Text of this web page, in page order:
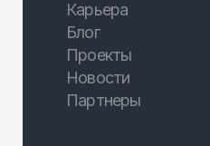
Карьера
Блог
Проекты
Новости
Партнеры